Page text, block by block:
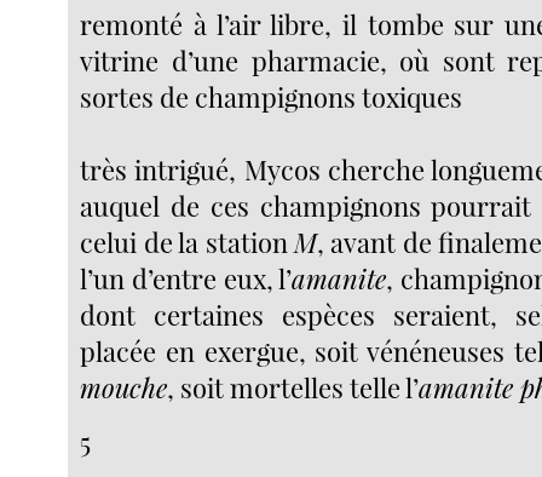
remonté à l’air libre, il tombe sur
vitrine d’une pharmacie, où sont
sortes de champignons toxiques
très intrigué, Mycos cherche
auquel de ces champignons
celui de la station M, avant de
l’un d’entre eux, l’amanite,
dont certaines espèces seraient,
placée en exergue, soit vénéneuses
mouche, soit mortelles telle l’amanite
5